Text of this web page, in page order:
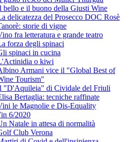
bello e il buono della Giusti Wine
delicatezza del Prosecco DOC Rosè
storie di vigne
fra letteratura e grande teatro
forza degli spinaci
spinaci in cucina
o kiwi
Armani vice il "Global Best of
Tourism"
"D'Aquileia" di Cividale del Friuli
Bertaglia: tecniche raffinate
le Magnolie e Dis-Equality
6/2020
Natale in attesa di normalità
Club Verona